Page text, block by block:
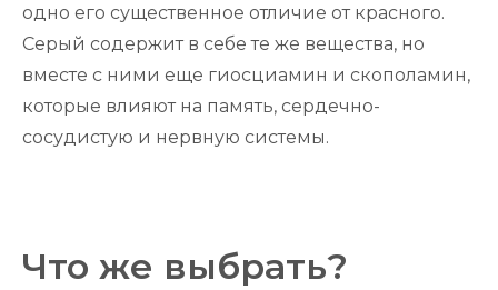
одно его существенное отличие от красного.
Серый содержит в себе те же вещества, но
вместе с ними еще гиосциамин и скополамин,
которые влияют на память, сердечно-
сосудистую и нервную системы.
Что же выбрать?